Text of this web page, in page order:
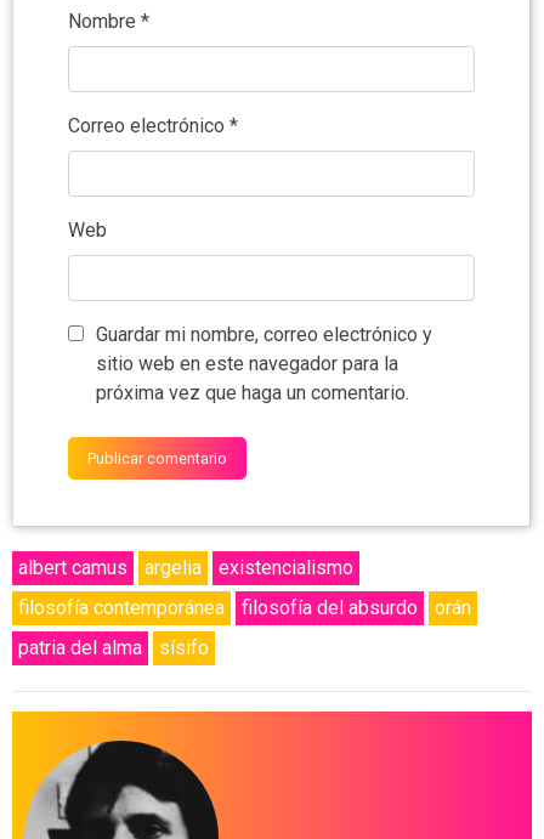
Nombre *
Correo electrónico *
Web
Guardar mi nombre, correo electrónico y
sitio web en este navegador para la
próxima vez que haga un comentario.
albert camus argelia
existencialismo
filosofía contemporánea
filosofía del absurdo
orán
patria del alma
sísifo